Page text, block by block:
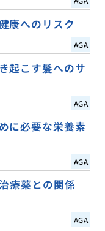
康へのリスク
AGA
起こす髪へのサ
AGA
に必要な栄養素
AGA
療薬との関係
AGA